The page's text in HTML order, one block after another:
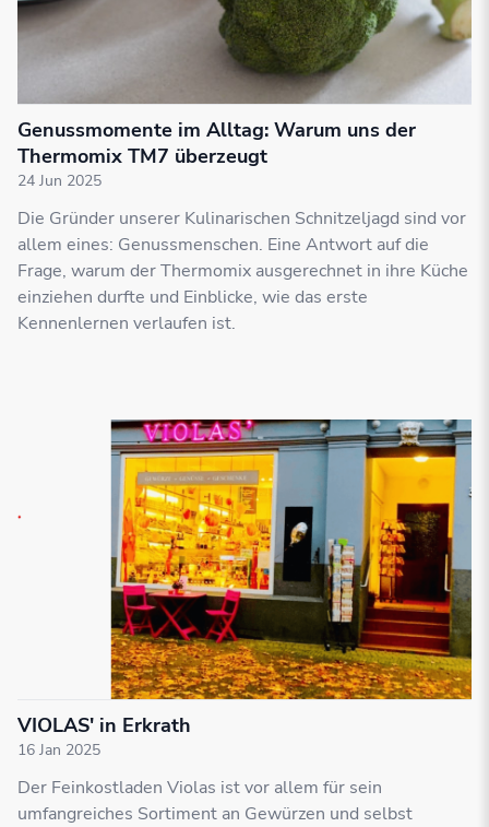
Genussmomente im Alltag: Warum uns der
Thermomix TM7 überzeugt
24 Jun 2025
Die Gründer unserer Kulinarischen Schnitzeljagd sind vor
allem eines: Genussmenschen. Eine Antwort auf die
Frage, warum der Thermomix ausgerechnet in ihre Küche
einziehen durfte und Einblicke, wie das erste
Kennenlernen verlaufen ist.
VIOLAS' in Erkrath
16 Jan 2025
Der Feinkostladen Violas ist vor allem für sein
umfangreiches Sortiment an Gewürzen und selbst